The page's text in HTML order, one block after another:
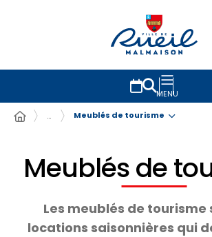
MENU
…
Meublés de tourisme
Meublés de
Les meublés de tourisme
locations saisonnières qui